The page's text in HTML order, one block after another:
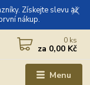
Získejte slevu až
nákup.
Menu
0 ks
za 0,00 Kč